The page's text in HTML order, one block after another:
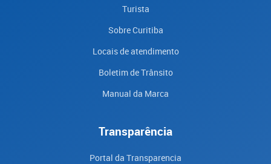
Turista
Sobre Curitiba
Locais de atendimento
Boletim de Trânsito
Manual da Marca
Transparência
Portal da Transparencia